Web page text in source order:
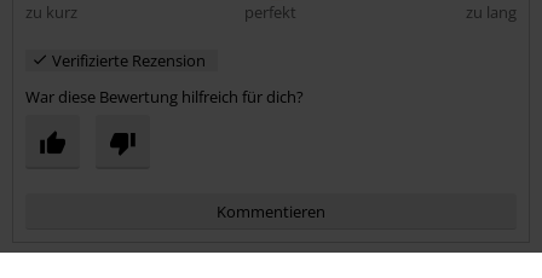
zu kurz
perfekt zu lang
Verifizierte Rezension
War diese Bewertung hilfreich für dich?
Kommentieren